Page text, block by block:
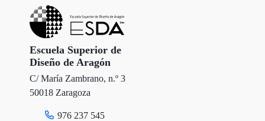
Escuela Superior de
Diseño de Aragón
C/ María Zambrano, n.º 3
50018 Zaragoza
976 237 545